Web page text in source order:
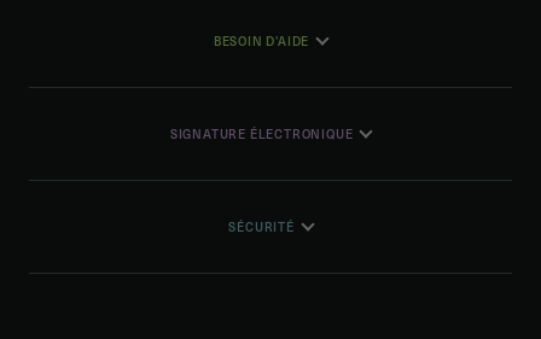
BESOIN D'AIDE
SIGNATURE ÉLECTRONIQUE
SÉCURITÉ